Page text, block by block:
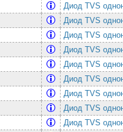
Диод TVS
Диод TVS
Диод TVS
Диод TVS
Диод TVS
Диод TVS
Диод TVS
Диод TVS
Диод TVS